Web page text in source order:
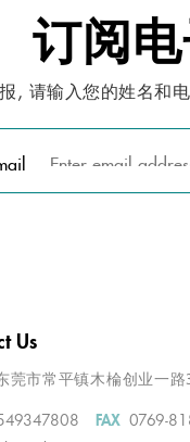
订阅电
, 请输入您的姓名和
Us
莞市常平镇木棆创业一路
FAX 0769-